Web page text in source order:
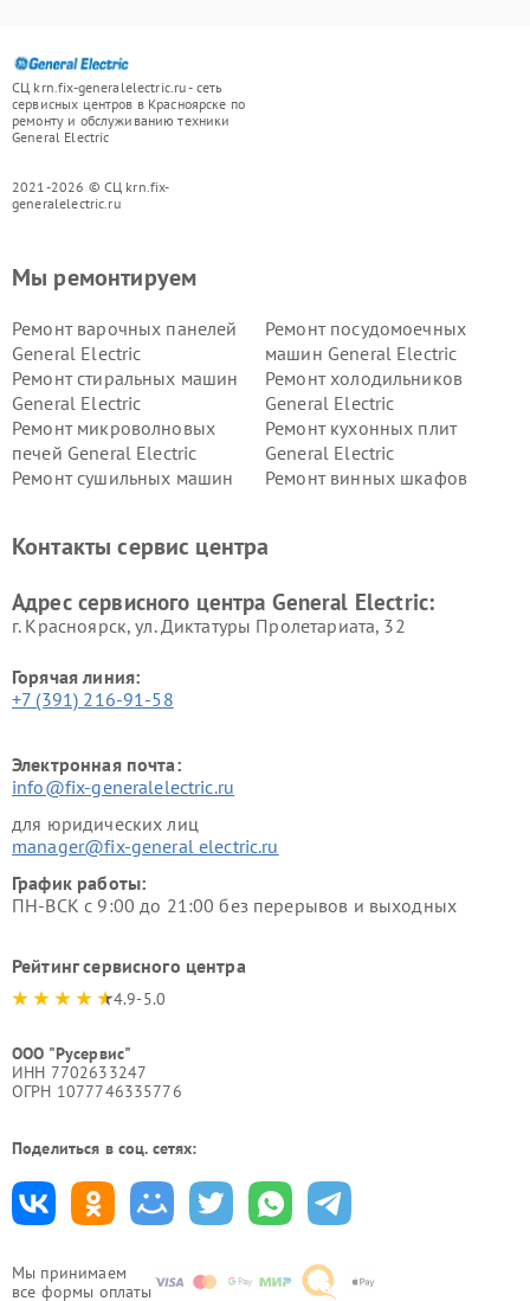
СЦ krn.fix-generalelectric.ru - сеть
сервисных центров в Красноярске по
ремонту и обслуживанию техники
General Electric
2021-2026 © СЦ krn.fix-
generalelectric.ru
Мы принимаем
все формы оплаты
Мы ремонтируем
Ремонт варочных панелей
General Electric
Ремонт посудомоечных
машин General Electric
Ремонт стиральных машин
General Electric
Ремонт холодильников
General Electric
Ремонт микроволновых
печей General Electric
Ремонт кухонных плит
General Electric
Ремонт сушильных машин
Ремонт винных шкафов
Electric
General Electric
Контакты сервис центра
Адрес сервисного центра General Electric:
г. Красноярск, ул. Диктатуры Пролетариата, 32
Горячая линия:
+7 (391) 216-91-58
Электронная почта:
info@fix-generalelectric.ru
для юридических лиц
manager@fix-general electric.ru
График работы:
ПН-ВСК с 9:00 до 21:00 без перерывов и выходных
Рейтинг сервисного центра
4.9-5.0
ООО "Русервис"
ИНН 7702633247
ОГРН 1077746335776
Поделиться в соц. сетях: